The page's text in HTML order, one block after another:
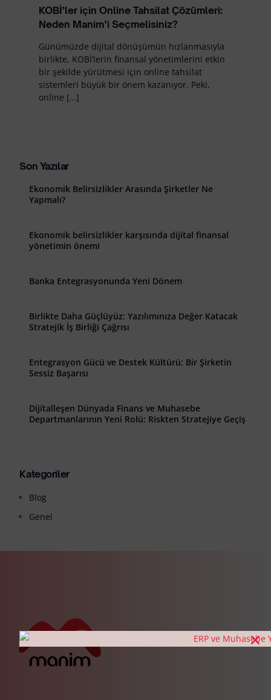
KOBİ’ler için Online Tahsilat Çözümleri:
Neden Manim’i Seçmelisiniz?
Günümüzde dijital dönüşümün hızlanmasıyla
birlikte, KOBİ’lerin finansal yönetimlerini etkin
bir şekilde yürütmesi için online tahsilat
sistemleri büyük bir önem kazanıyor. Peki,
online […]
Son Yazılar
Ekonomik Belirsizlikler Arasında Şirketler Ne
Yapmalı?
Ekonomik belirsizlikler karşısında dijital finansal
yönetimin önemi
Banka Entegrasyonunda Yeni Dönem
Birlikte Daha Güçlüyüz: Yazılımınıza Değer Katacak
Stratejik İş Birliği Çağrısı
Entegrasyon Gücü ve Destek Kültürü: Bir Şirketin
Sessiz Başarısı
Dijitalleşen Dünyada Finans ve Muhasebe
Departmanlarının Yeni Rolü: Riskten Stratejiye Geçiş
Kategoriler
Blog
Genel